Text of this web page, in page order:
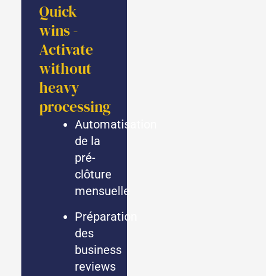
Quick
wins -
Activate
without
heavy
processing
Automatisation
de la
pré-
clôture
mensuelle
Préparation
des
business
reviews